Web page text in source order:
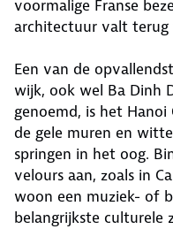
voormalige Franse
architectuur valt terug
Een van de
wijk, ook wel Ba Dinh
genoemd, is het Hanoi
de gele muren en
springen in het oog.
velours aan, zoals in
woon een muziek- of
belangrijkste culturele